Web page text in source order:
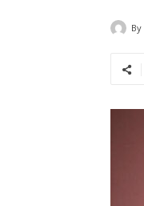
By